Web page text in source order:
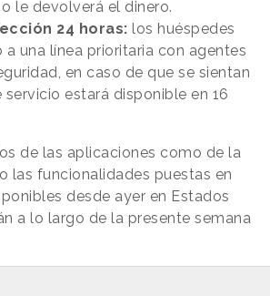
le devolverá el dinero.
24 horas: los huéspedes
una línea prioritaria con agentes
en caso de que se sientan
servicio estará disponible en 16
de las aplicaciones como de la
las funcionalidades puestas en
desde ayer en Estados
a lo largo de la presente semana